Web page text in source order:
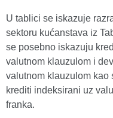
U tablici se iskazuje
sektoru kućanstava iz
se posebno iskazuju
valutnom klauzulom i
valutnom klauzulom kao
krediti indeksirani uz
franka.